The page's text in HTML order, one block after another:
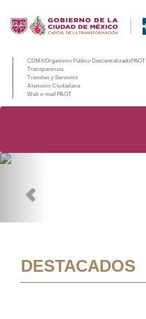
CDMX/Organismo Público Descentralizado/PAOT
Transparencia
Trámites y Servicios
Atención Ciudadana
Web e-mail PAOT
DESTACADOS